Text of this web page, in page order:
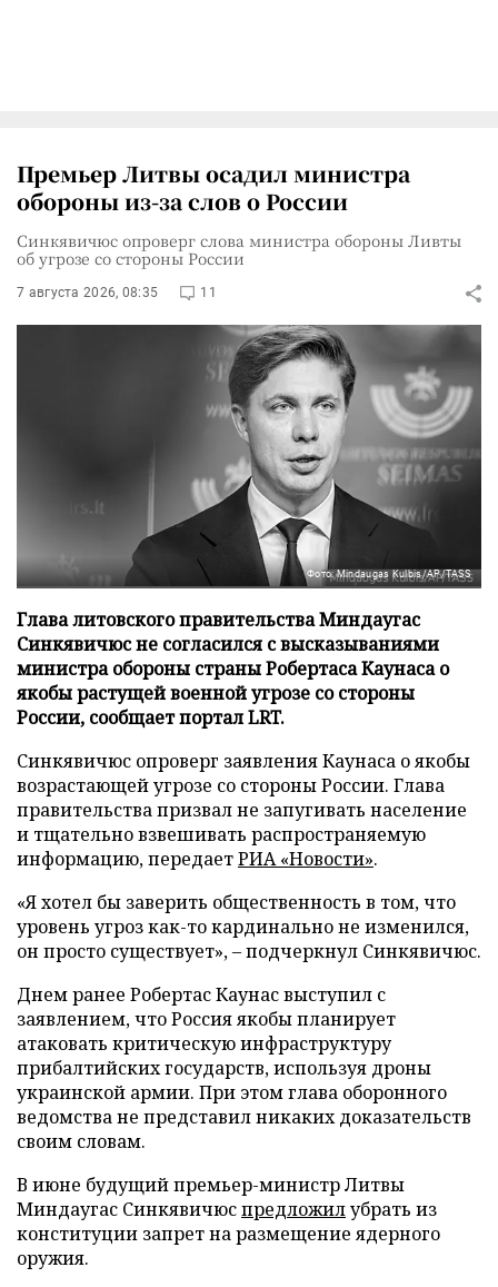
Премьер Литвы осадил министра
обороны из-за слов о России
Синкявичюс опроверг слова министра обороны Ливты
об угрозе со стороны России
7 августа 2026, 08:35 11
Фото: Mindaugas Kulbis/AP/TASS
Глава литовского правительства Миндаугас
Синкявичюс не согласился с высказываниями
министра обороны страны Робертаса Каунаса о
якобы растущей военной угрозе со стороны
России, сообщает портал LRT.
Синкявичюс опроверг заявления Каунаса о якобы
возрастающей угрозе со стороны России. Глава
правительства призвал не запугивать население
и тщательно взвешивать распространяемую
информацию, передаетРИА «Новости».
«Я хотел бы заверить общественность в том, что
уровень угроз как-то кардинально не изменился,
он просто существует», – подчеркнул Синкявичюс.
Днем ранее Робертас Каунас выступил с
заявлением, что Россия якобы планирует
атаковать критическую инфраструктуру
прибалтийских государств, используя дроны
украинской армии. При этом глава оборонного
ведомства не представил никаких доказательств
своим словам.
В июне будущий премьер-министр Литвы
Миндаугас Синкявичюспредложилубрать из
конституции запрет на размещение ядерного
оружия.